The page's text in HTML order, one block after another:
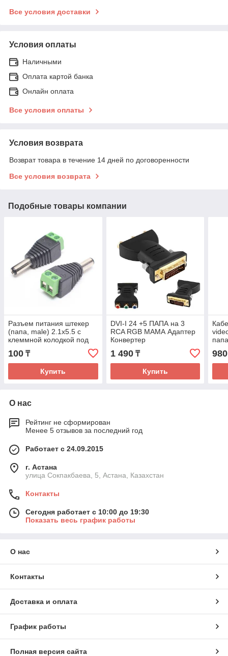
Все условия доставки
Условия оплаты
Наличными
Оплата картой банка
Онлайн оплата
Все условия оплаты
Условия возврата
Возврат товара в течение 14 дней по договоренности
Все условия возврата
Подобные товары компании
Разъем питания штекер
(папа, male) 2.1х5.5 с
клеммной колодкой под
100 ₸
Купить
DVI-I 24 +5 ПАПА на 3
RCA RGB МАМА Адаптер
Конвертер
1 490₸
Купить
980
О нас
Рейтинг не сформирован
Менее 5 отзывов за последний год
Работает с 24.09.2015
г. Астана
улица Сокпакбаева, 5, Астана, Казахстан
Контакты
Сегодня работает с 10:00 до 19:30
Показать весь график работы
О нас
Контакты
Доставка и оплата
График работы
Полная версия сайта